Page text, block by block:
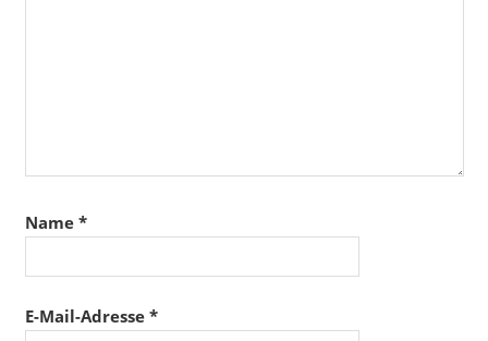
Name *
E-Mail-Adresse *